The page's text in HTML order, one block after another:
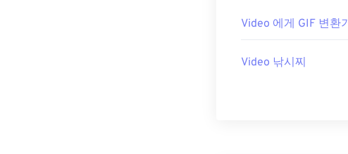
Video 에게 GIF 변환기
Video 낚시찌